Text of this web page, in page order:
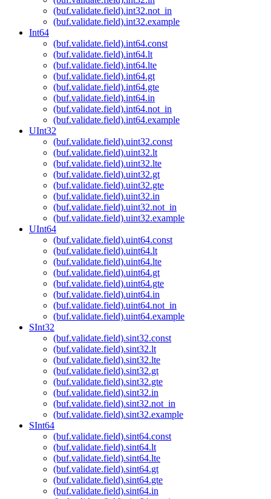
(buf.validate.field).int32.not_in
(buf.validate.field).int32.example
Int64
(buf.validate.field).int64.const
(buf.validate.field).int64.lt
(buf.validate.field).int64.lte
(buf.validate.field).int64.gt
(buf.validate.field).int64.gte
(buf.validate.field).int64.in
(buf.validate.field).int64.not_in
(buf.validate.field).int64.example
UInt32
(buf.validate.field).uint32.const
(buf.validate.field).uint32.lt
(buf.validate.field).uint32.lte
(buf.validate.field).uint32.gt
(buf.validate.field).uint32.gte
(buf.validate.field).uint32.in
(buf.validate.field).uint32.not_in
(buf.validate.field).uint32.example
UInt64
(buf.validate.field).uint64.const
(buf.validate.field).uint64.lt
(buf.validate.field).uint64.lte
(buf.validate.field).uint64.gt
(buf.validate.field).uint64.gte
(buf.validate.field).uint64.in
(buf.validate.field).uint64.not_in
(buf.validate.field).uint64.example
SInt32
(buf.validate.field).sint32.const
(buf.validate.field).sint32.lt
(buf.validate.field).sint32.lte
(buf.validate.field).sint32.gt
(buf.validate.field).sint32.gte
(buf.validate.field).sint32.in
(buf.validate.field).sint32.not_in
(buf.validate.field).sint32.example
SInt64
(buf.validate.field).sint64.const
(buf.validate.field).sint64.lt
(buf.validate.field).sint64.lte
(buf.validate.field).sint64.gt
(buf.validate.field).sint64.gte
(buf.validate.field).sint64.in